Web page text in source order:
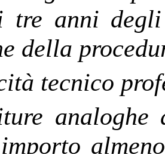
tre anni
della
tecnico
analoghe